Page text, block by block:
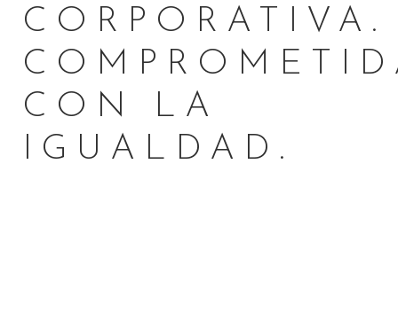
CORPORATIVA.
CON LA
IGUALDAD.